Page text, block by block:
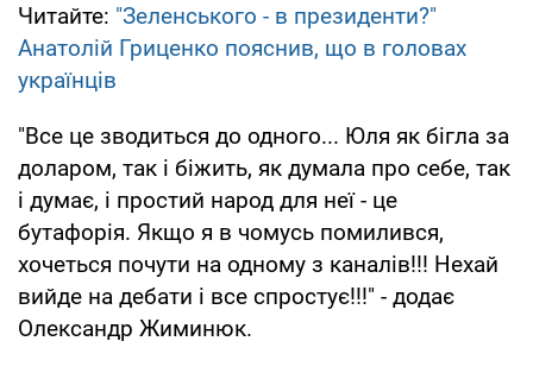
Читайте: "Зеленського - в президенти?"
Анатолій Гриценко пояснив, що в головах
українців
"Все це зводиться до одного... Юля як бігла за
доларом, так і біжить, як думала про себе, так
і думає, і простий народ для неї - це
бутафорія. Якщо я в чомусь помилився,
хочеться почути на одному з каналів!!! Нехай
вийде на дебати і все спростує!!!" - додає
Олександр Жиминюк.